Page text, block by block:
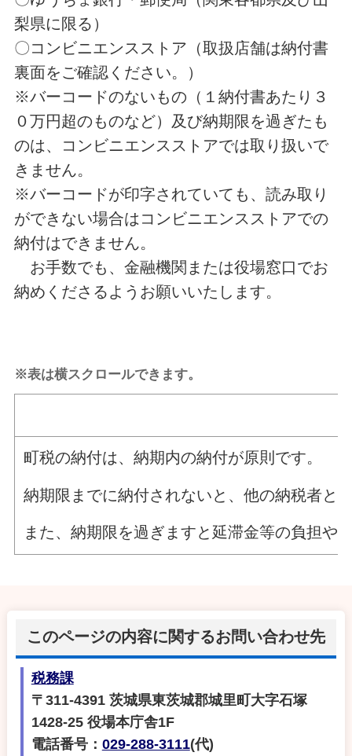
梨県に限る）
〇コンビニエンスストア（取扱店舗は納付書
裏面をご確認ください。）
※バーコードのないもの（１納付書あたり３
０万円超のものなど）及び納期限を過ぎたも
のは、コンビニエンスストアでは取り扱いで
きません。
※バーコードが印字されていても、読み取り
ができない場合はコンビニエンスストアでの
納付はできません。
お手数でも、金融機関または役場窓口でお
納めくださるようお願いいたします。
※表は横スクロールできます。
町税の納付は、納期内の納付が原則です。
納期限までに納付されないと、他の納税者と
また、納期限を過ぎますと延滞金等の負担や
このページの内容に関するお問い合わせ先
税務課
〒311-4391 茨城県東茨城郡城里町大字石塚
1428-25 役場本庁舎1F
電話番号： 029-288-3111(代)